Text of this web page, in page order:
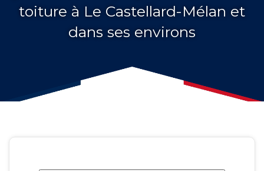
toiture à Le Castellard-Mélan et
dans ses environs